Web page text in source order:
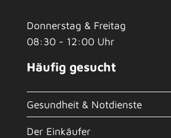
Donnerstag & Freitag
08:30 - 12:00 Uhr
Häufig gesucht
Gesundheit & Notdienste
Der Einkäufer